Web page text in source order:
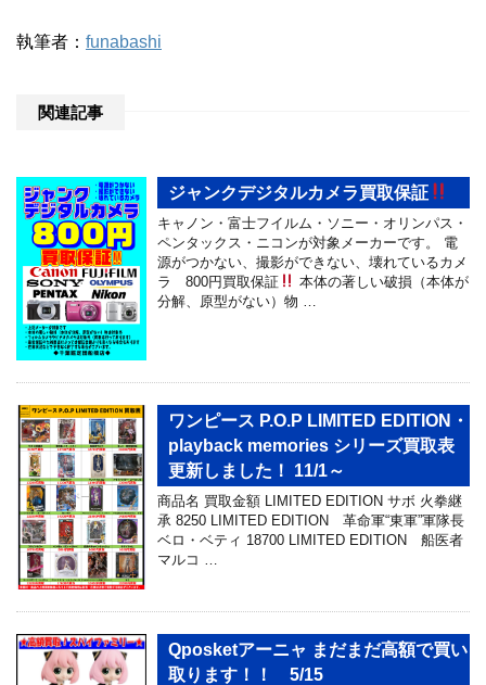
執筆者： funabashi
関連記事
ジャンクデジタルカメラ買取保証
キャノン・富士フイルム・ソニー・オリンパス・
ペンタックス・ニコンが対象メーカーです。 電
源がつかない、撮影ができない、壊れているカメ
ラ 800円買取保証
本体の著しい破損（本体が
分解、原型がない）物 …
ワンピース P.O.P LIMITED EDITION・
playback memories シリーズ買取表
更新しました！ 11/1～
商品名 買取金額 LIMITED EDITION サボ 火拳継
承 8250 LIMITED EDITION 革命軍“東軍”軍隊長
ベロ・ベティ 18700 LIMITED EDITION 船医者
マルコ …
Qposketアーニャ まだまだ高額で買い
取ります！！ 5/15